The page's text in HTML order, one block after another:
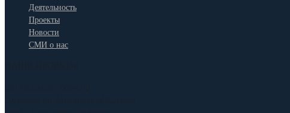
Деятельность
Проекты
Новости
СМИ о нас